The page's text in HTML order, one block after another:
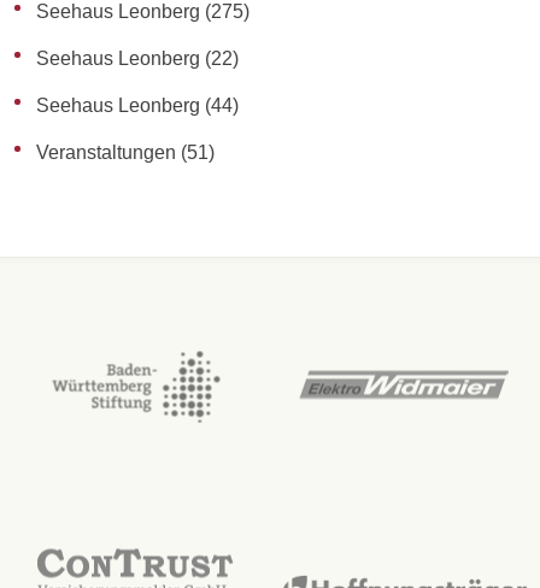
Seehaus Leonberg (275)
Seehaus Leonberg (22)
Seehaus Leonberg (44)
Veranstaltungen (51)